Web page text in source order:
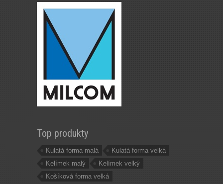
Top produkty
Kulatá forma malá
Kulatá forma velká
Kelímek malý
Kelímek velký
Košíková forma velká